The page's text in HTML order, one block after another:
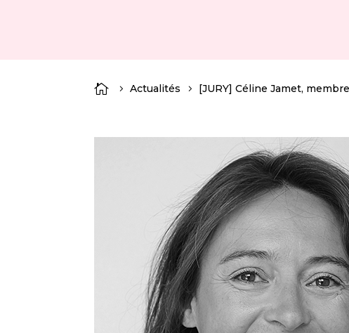
 Actualités [JURY] Céline Jamet,